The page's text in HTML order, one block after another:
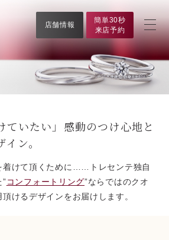
店舗情報
簡単30秒
来店予約
ていたい」感動のつけ心地と
ン。
着けて頂くために……トレセンテ独自
コンフォートリング”ならではのクオ
けるデザインをお届けします。